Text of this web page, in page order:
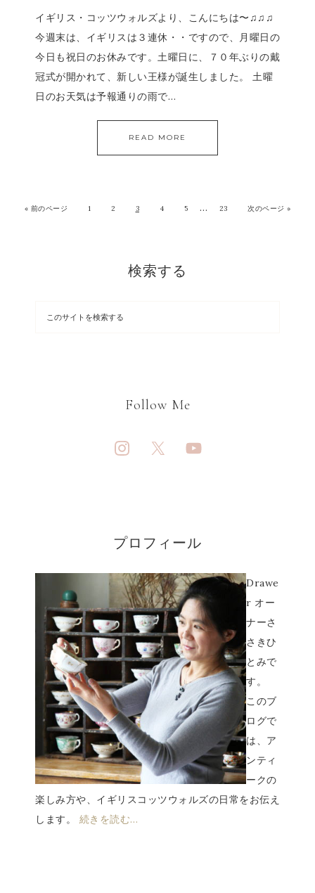
イギリス・コッツウォルズより、こんにちは〜♫♫♫
今週末は、イギリスは３連休・・ですので、月曜日の
今日も祝日のお休みです。土曜日に、７０年ぶりの戴
冠式が開かれて、新しい王様が誕生しました。 土曜
日のお天気は予報通りの雨で…
READ MORE
« 前のページ 1 2 3 4 5 … 23 次のページ »
検索する
Follow Me
プロフィール
Drawe
r オー
ナーさ
さきひ
とみで
す。
このブ
ログで
は、ア
ンティ
ークの
楽しみ方や、イギリスコッツウォルズの日常をお伝え
します。 続きを読む…